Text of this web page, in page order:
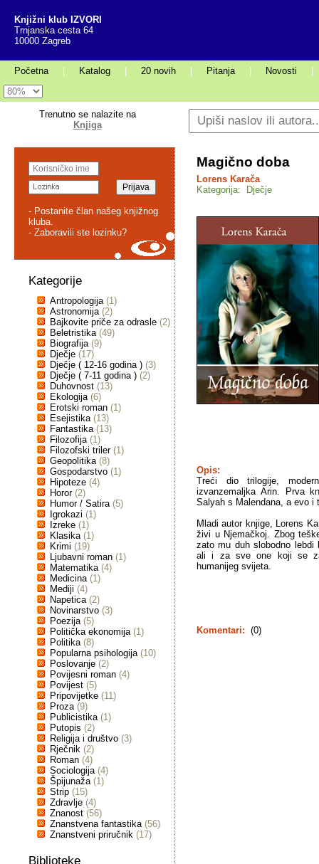
Knjižni klub IZVORI
Trnjanska cesta 64
10000 Zagreb
Početna Katalog 20 novih Pitanja Novosti
Trenutno se nalazite na
Knjiga
- Postanite član našeg knjižnog
kluba.
- Zaboravili ste lozinku?
Kategorije
Antropologija (1)
Astronomija (2)
Bajkovite priče za odrasle (2)
Beletristika (49)
Biografija (9)
Dječje (17)
Dječje ( 12-16 godina ) (3)
Dječje ( 7-11 godina ) (2)
Duhovnost (13)
Ekologija (6)
Erotski roman (1)
Esejistika (13)
Fantastika (13)
Filozofija (1)
Filozofski triler (1)
Geopolitika (8)
Gospodarstvo (1)
Hipoteze (4)
Horor (2)
Humor / Satira (5)
Igrokazi (1)
Izreke (1)
Klasika (1)
Krimi (19)
Ljubavni roman (1)
Matematika (4)
Medicina (1)
Mediji (4)
Napetica (2)
Novinarstvo (3)
Poezija (5)
Politička ekonomija (1)
Politika (8)
Popularna psihologija (10)
Poslovanje (2)
Povijesni roman (4)
Povijest (5)
Pripovijetke (11)
Proza (9)
Publicistika (1)
Putopis (2)
Religija i društvo (3)
Rječnik (2)
Roman (4)
Sociologija (4)
Špijunaža (1)
Strip (15)
Zdravlje (4)
Znanost (56)
Znanstvena fantastika (56)
Znanstveni priručnik (17)
Biblioteke
Magično doba
Lorens Karača
Kategorija: Dječje
Opis:
Treći dio trilogije,
izvanzemaljka Arin. Prva
Salyah s Malendana, a evo i
Mladi autor knjige, Lorens
živi u Njemačkoj. Zbog
zato mu duh slobodno
ali i za sve one koji se
humanijeg svijeta.
Komentari: (0)